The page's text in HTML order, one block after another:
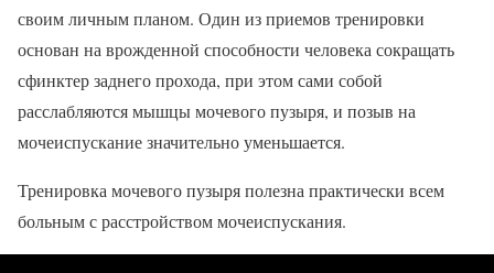
своим личным планом. Один из приемов тренировки
основан на врожденной способности человека сокращать
сфинктер заднего прохода, при этом сами собой
расслабляются мышцы мочевого пузыря, и позыв на
мочеиспускание значительно уменьшается.
Тренировка мочевого пузыря полезна практически всем
больным с расстройством мочеиспускания.